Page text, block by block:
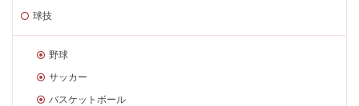
球技
野球
サッカー
バスケットボール